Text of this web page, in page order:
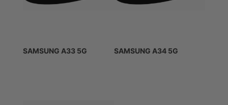
SAMSUNG A33 5G SAMSUNG A34 5G